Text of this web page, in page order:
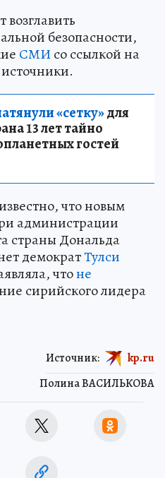
безопасности,
СМИсо ссылкой на
«сетку»для
13 лет тайно
гостей
что новым
администрации
страны Дональда
демократТулси
чтоне
сирийского лидера
Полина ВАСИЛЬКОВА
Источник: kp.ru